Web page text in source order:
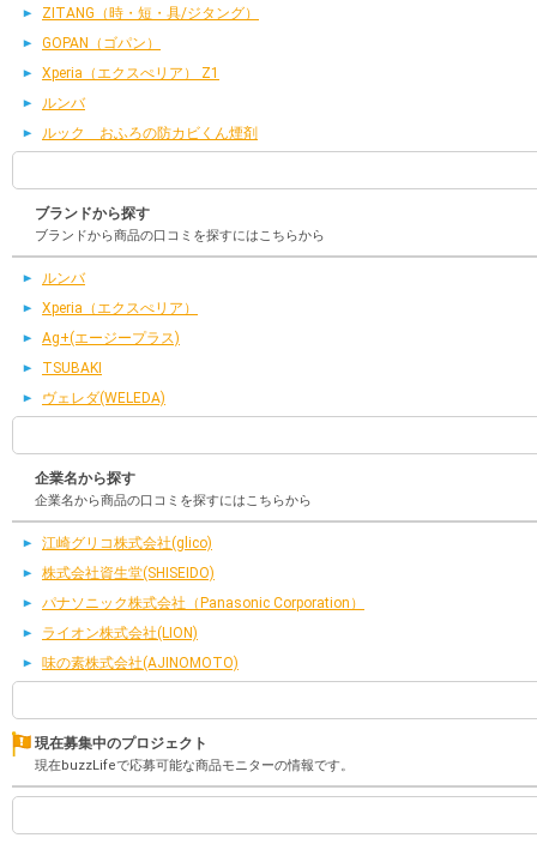
ZITANG（時・短・具/ジタング）
GOPAN（ゴパン）
Xperia（エクスぺリア） Z1
ルンバ
ルック おふろの防カビくん煙剤
ブランドから探す
ブランドから商品の口コミを探すにはこちらから
ルンバ
Xperia（エクスぺリア）
Ag+(エージープラス)
TSUBAKI
ヴェレダ(WELEDA)
企業名から探す
企業名から商品の口コミを探すにはこちらから
江崎グリコ株式会社(glico)
株式会社資生堂(SHISEIDO)
パナソニック株式会社（Panasonic Corporation）
ライオン株式会社(LION)
味の素株式会社(AJINOMOTO)
現在募集中のプロジェクト
現在buzzLifeで応募可能な商品モニターの情報です。